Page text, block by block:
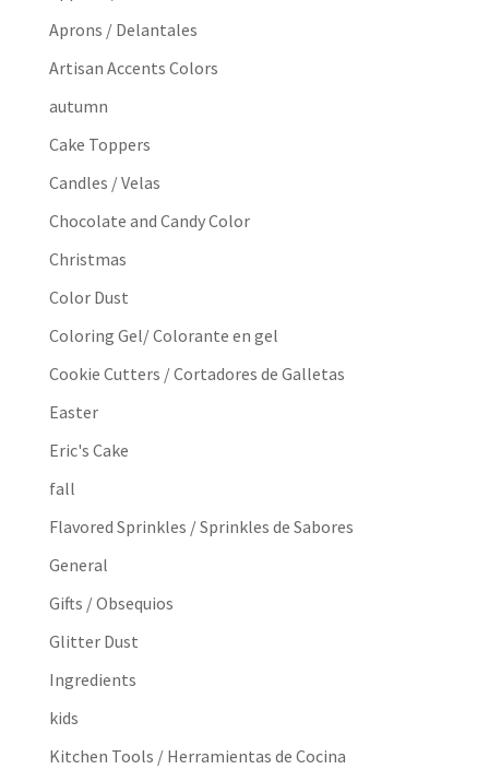
Aprons / Delantales
Artisan Accents Colors
autumn
Cake Toppers
Candles / Velas
Chocolate and Candy Color
Christmas
Color Dust
Coloring Gel/ Colorante en gel
Cookie Cutters / Cortadores de Galletas
Easter
Eric's Cake
fall
Flavored Sprinkles / Sprinkles de Sabores
General
Gifts / Obsequios
Glitter Dust
Ingredients
kids
Kitchen Tools / Herramientas de Cocina